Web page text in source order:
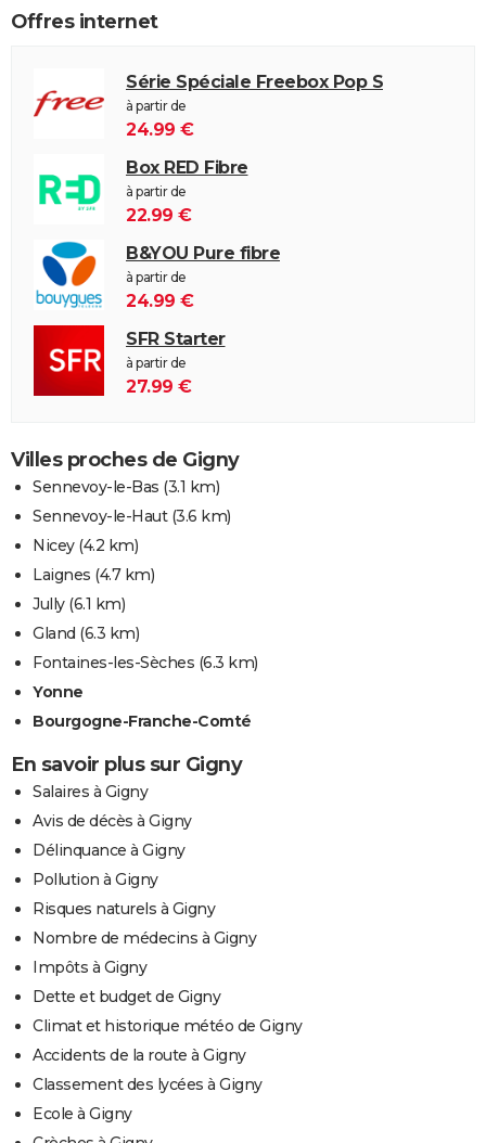
Offres internet
Série Spéciale Freebox Pop S
à partir de
24.99 €
Box RED Fibre
à partir de
22.99 €
B&YOU Pure fibre
à partir de
24.99 €
SFR Starter
à partir de
27.99 €
Villes proches de Gigny
Sennevoy-le-Bas (3.1 km)
Sennevoy-le-Haut(3.6 km)
Nicey(4.2 km)
Laignes (4.7 km)
Jully(6.1 km)
Gland (6.3 km)
Fontaines-les-Sèches (6.3 km)
Yonne
Bourgogne-Franche-Comté
En savoir plus sur Gigny
Salaires à Gigny
Avis de décès à Gigny
Délinquance à Gigny
Pollution à Gigny
Risques naturels à Gigny
Nombre de médecins à Gigny
Impôts à Gigny
Dette et budget de Gigny
Climat et historique météo de Gigny
Accidents de la route à Gigny
Classement des lycées à Gigny
Ecole à Gigny